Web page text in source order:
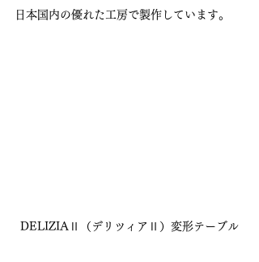
日本国内の優れた工房で製作しています。
DELIZIAⅡ（デリツィアⅡ）変形テーブル